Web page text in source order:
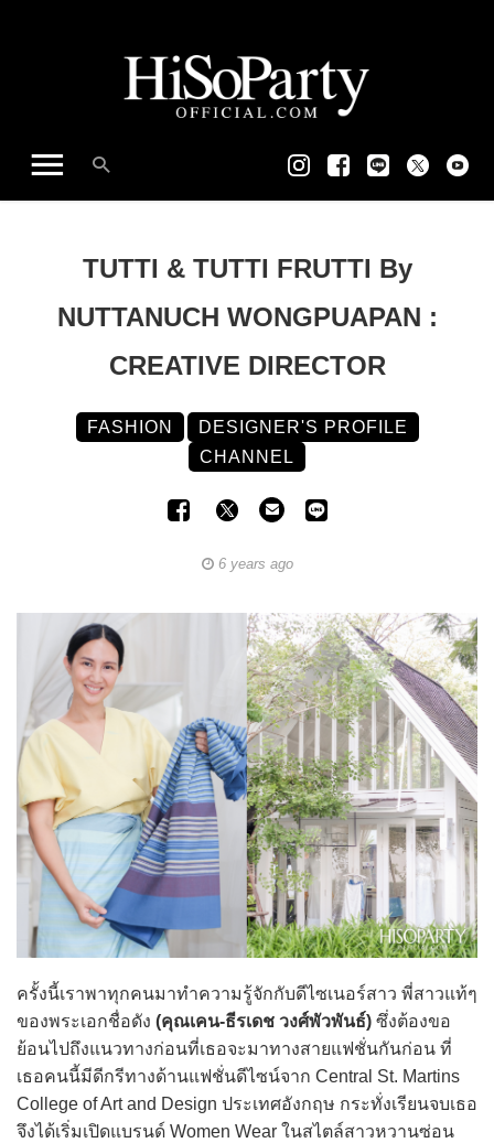
TUTTI & TUTTI FRUTTI By
NUTTANUCH WONGPUAPAN :
CREATIVE DIRECTOR
FASHION
DESIGNER'S PROFILE
CHANNEL
6 years ago
ครั้งนี้เราพาทุกคนมาทำความรู้จักกับดีไซเนอร์สาว พี่สาวแท้ๆ
ของพระเอกชื่อดัง (คุณเคน-ธีรเดช วงศ์พัวพันธ์) ซึ่งต้องขอ
ย้อนไปถึงแนวทางก่อนที่เธอจะมาทางสายแฟชั่นกันก่อน ที่
เธอคนนี้มีดีกรีทางด้านแฟชั่นดีไซน์จาก Central St. Martins
College of Art and Design ประเทศอังกฤษ กระทั่งเรียนจบเธอ
จึงได้เริ่มเปิดแบรนด์ Women Wear ในสไตล์สาวหวานซ่อน